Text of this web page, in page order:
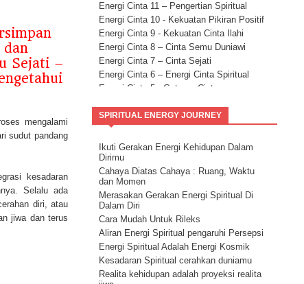
Energi Cinta 11 – Pengertian Spiritual
Energi Cinta 10 - Kekuatan Pikiran Positif
Energi Cinta 9 - Kekuatan Cinta Ilahi
Energi Cinta 8 – Cinta Semu Duniawi
Energi Cinta 7 – Cinta Sejati
Energi Cinta 6 – Energi Cinta Spiritual
Energi Cinta 5 - Getaran Cinta
Energi Cinta 3 – Anahata ON
Energi Cinta 2 - Kekuatan Niat
SPIRITUAL ENERGY JOURNEY
Ikuti Gerakan Energi Kehidupan Dalam
Dirimu
Cahaya Diatas Cahaya : Ruang, Waktu
dan Momen
Merasakan Gerakan Energi Spiritual Di
Dalam Diri
Cara Mudah Untuk Rileks
Aliran Energi Spiritual pengaruhi Persepsi
Energi Spiritual Adalah Energi Kosmik
Kesadaran Spiritual cerahkan duniamu
Realita kehidupan adalah proyeksi realita
Sejati –
mengalami
sudut pandang
kesadaran
Selalu ada
diri, atau
jiwa dan terus